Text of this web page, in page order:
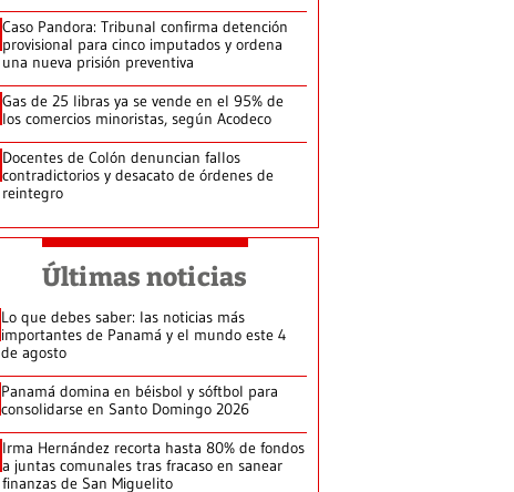
Caso Pandora: Tribunal confirma detención
provisional para cinco imputados y ordena
una nueva prisión preventiva
Gas de 25 libras ya se vende en el 95% de
los comercios minoristas, según Acodeco
Docentes de Colón denuncian fallos
contradictorios y desacato de órdenes de
reintegro
Últimas noticias
Lo que debes saber: las noticias más
importantes de Panamá y el mundo este 4
de agosto
Panamá domina en béisbol y sóftbol para
consolidarse en Santo Domingo 2026
Irma Hernández recorta hasta 80% de fondos
a juntas comunales tras fracaso en sanear
finanzas de San Miguelito